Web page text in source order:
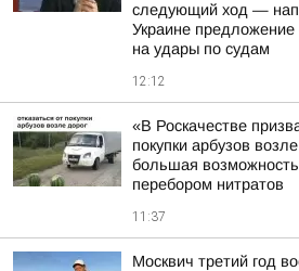
следующий ход —
Украине
на удары по судам
12:12
«В Роскачестве
покупки арбузов
большая возможность
перебором нитратов
11:37
Москвич третий год